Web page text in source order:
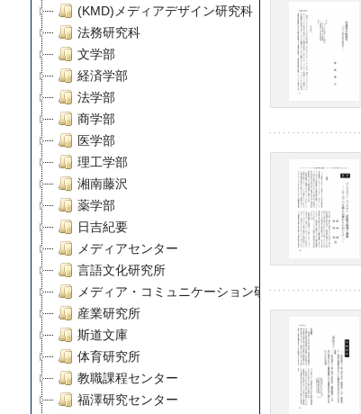
(KMD)メディアデザイン研究科
法務研究科
文学部
経済学部
法学部
商学部
医学部
理工学部
湘南藤沢
薬学部
日吉紀要
メディアセンター
言語文化研究所
メディア・コミュニケーション研究所
産業研究所
斯道文庫
体育研究所
教職課程センター
福澤研究センター